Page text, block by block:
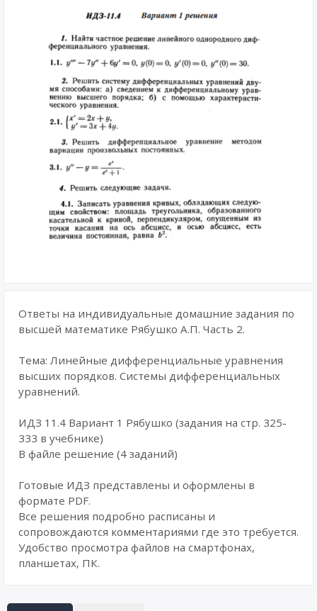
Ответы на индивидуальные домашние задания по
высшей математике Рябушко А.П. Часть 2.
Тема: Линейные дифференциальные уравнения
высших порядков. Системы дифференциальных
уравнений.
ИДЗ 11.4 Вариант 1 Рябушко (задания на стр. 325-
333 в учебнике)
В файле решение (4 заданий)
Готовые ИДЗ представлены и оформлены в
формате PDF.
Все решения подробно расписаны и
сопровождаются комментариями где это требуется.
Удобство просмотра файлов на смартфонах,
планшетах, ПК.